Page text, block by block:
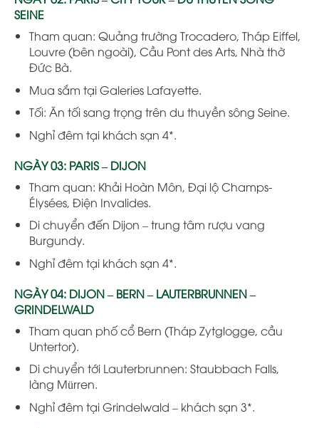
SEINE
Tham quan: Quảng trường Trocadero, Tháp Eiffel,
Louvre (bên ngoài), Cầu Pont des Arts, Nhà thờ
Đức Bà.
Mua sắm tại Galeries Lafayette.
Tối: Ăn tối sang trọng trên du thuyền sông Seine.
Nghỉ đêm tại khách sạn 4*.
NGÀY 03: PARIS – DIJON
Tham quan: Khải Hoàn Môn, Đại lộ Champs-
Élysées, Điện Invalides.
Di chuyển đến Dijon – trung tâm rượu vang
Burgundy.
Nghỉ đêm tại khách sạn 4*.
NGÀY 04: DIJON – BERN – LAUTERBRUNNEN –
GRINDELWALD
Tham quan phố cổ Bern (Tháp Zytglogge, cầu
Untertor).
Di chuyển tới Lauterbrunnen: Staubbach Falls,
làng Mürren.
Nghỉ đêm tại Grindelwald – khách sạn 3*.